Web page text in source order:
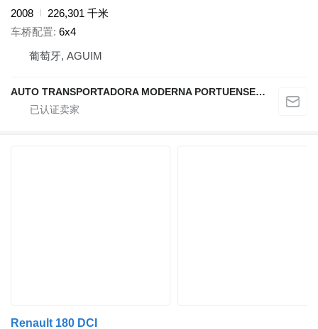
2008
226,301 千米
车桥配置 6x4
葡萄牙, AGUIM
AUTO TRANSPORTADORA MODERNA PORTUENSE SA
Renault 180 DCI